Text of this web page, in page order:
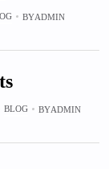
BYADMIN
BLOG BYADMIN